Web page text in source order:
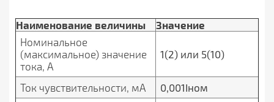
Наименование величины
Значение
Номинальное
(максимальное) значение
тока, А
1(2) или 5(10)
Ток чувствительности, мА
0,001Iном